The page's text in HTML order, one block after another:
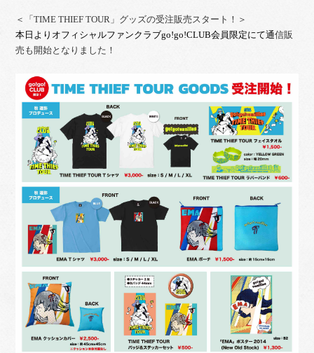
＜「TIME THIEF TOUR」グッズの受注販売スタート！＞
本日よりオフィシャルファンクラブgo!go!CLUB会員限定にて通信販
売も開始となりました！